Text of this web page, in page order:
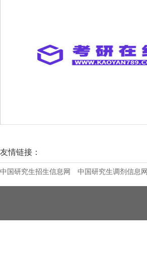
友情链接：
中国研究生招生信息网 中国研究生调剂信息网